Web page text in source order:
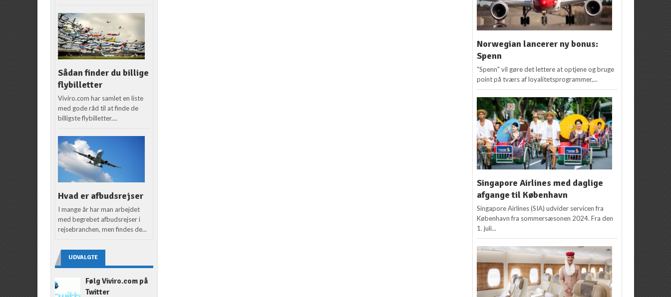
Sådan finder du billige
flybilletter
Viviro.com har samlet en liste
med gode råd til at finde de
billigste flybilletter....
Hvad er afbudsrejser
I mange år har man arbejdet
med begrebet afbudsrejser i
rejsebranchen, men findes de...
UDVALGTE
Følg Viviro.com på
Twitter
Norwegian lancerer ny bonus:
Spenn
"Spenn" vil gøre det lettere at optjene og bruge
point på tværs af loyalitetsprogrammer,...
Singapore Airlines med daglige
afgange til København
Singapore Airlines (SIA) udvider servicen fra
København fra sommersæsonen 2024. Fra den
1. juli...